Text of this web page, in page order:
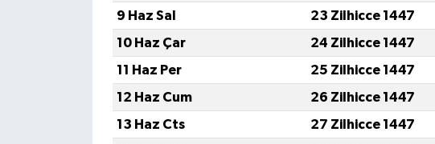
9 Haz Sal
23 Zilhicce 1447
10 Haz Çar
24 Zilhicce 1447
11 Haz Per
25 Zilhicce 1447
12 Haz Cum
26 Zilhicce 1447
13 Haz Cts
27 Zilhicce 1447